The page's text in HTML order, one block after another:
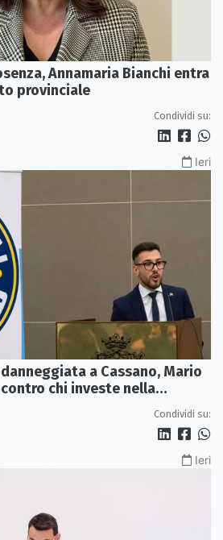
Annamaria Bianchi entra
provinciale
Condividi su:
Ieri
a Cassano, Mario
chi investe nella
Condividi su:
Ieri